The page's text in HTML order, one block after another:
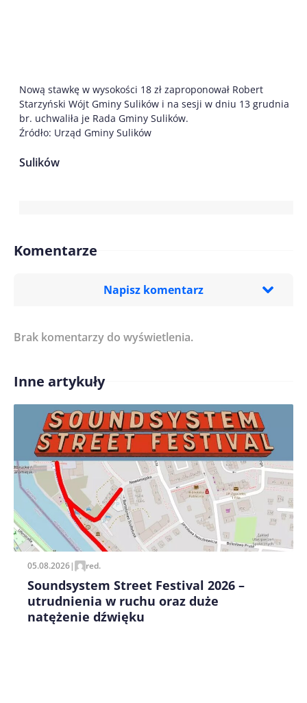
Nową stawkę w wysokości 18 zł zaproponował Robert
Starzyński Wójt Gminy Sulików i na sesji w dniu 13 grudnia
br. uchwaliła je Rada Gminy Sulików.
Źródło: Urząd Gminy Sulików
Sulików
Komentarze
Napisz komentarz
Treść komentarza*
Imię/ Nick*
Zapamiętaj moje dane w tej przeglądarce podczas
pisania kolejnych komentarzy.
Brak komentarzy do wyświetlenia.
Inne artykuły
05.08.2026| red.
Soundsystem Street Festival 2026 –
utrudnienia w ruchu oraz duże
natężenie dźwięku